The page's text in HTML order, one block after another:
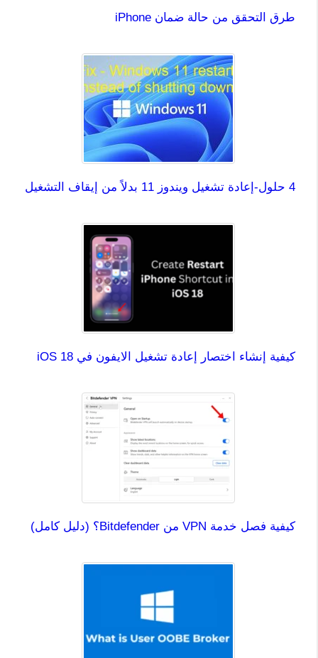
طرق التحقق من حالة ضمان iPhone
4 حلول-إعادة تشغيل ويندوز 11 بدلاً من إيقاف التشغيل
كيفية إنشاء اختصار إعادة تشغيل الايفون في iOS 18
كيفية فصل خدمة VPN من Bitdefender؟ (دليل كامل)